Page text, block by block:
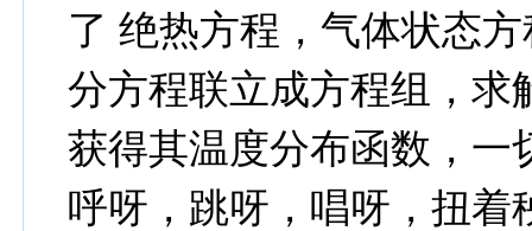
了 绝热方程，气体状态
分方程联立成方程组，求
获得其温度分布函数，
呼呀，跳呀，唱呀，扭着